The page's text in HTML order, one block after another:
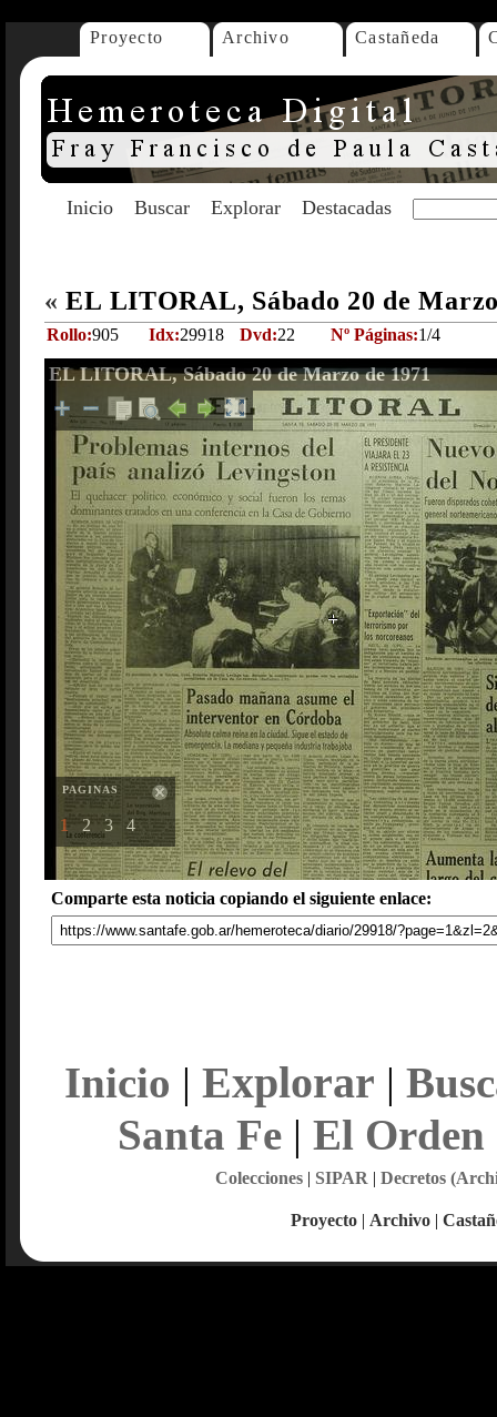
Proyecto Archivo Castañeda
Inicio Buscar Explorar Destacadas
« EL LITORAL, Sábado 20 de
Rollo:905 Idx:29918 Dvd:22 Nº Páginas:1/4
EL LITORAL, Sábado 20 de Marzo de 1971
PAGINAS
1 2 3 4
Comparte esta noticia copiando el siguiente enlace:
Inicio | Explorar |
Santa Fe| El Orden
Colecciones| SIPAR | Decretos
Proyecto | Archivo |